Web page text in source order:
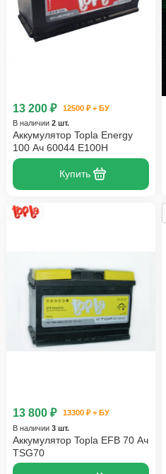
13 200 ₽
12500 ₽ + БУ
В наличии 2 шт.
Аккумулятор Topla Energy
100 Ач 60044 E100H
Купить
13 800 ₽
13300 ₽ + БУ
В наличии 3 шт.
Аккумулятор Topla EFB 70 Ач
TSG70